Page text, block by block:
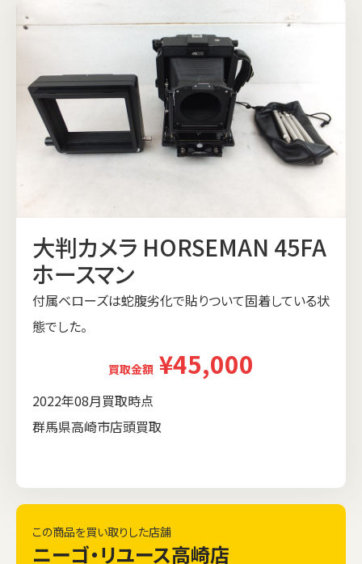
大判カメラ HORSEMAN 45FA
ホースマン
付属ベローズは蛇腹劣化で貼りついて固着している状
態でした。
買取金額 ¥45,000
2022年08月買取時点
群馬県高崎市店頭買取
この商品を買い取りした店舗
ニーゴ・リユース高崎店